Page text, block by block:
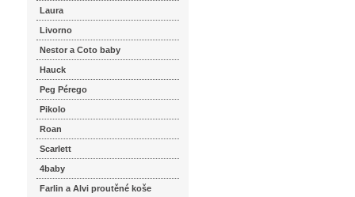
Laura
Livorno
Nestor a Coto baby
Hauck
Peg Pérego
Pikolo
Roan
Scarlett
4baby
Farlin a Alvi proutěné koše